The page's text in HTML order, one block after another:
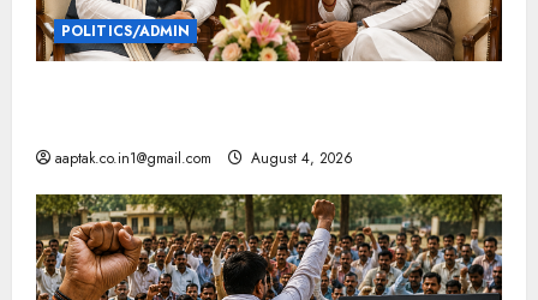
POLITICS/ADMIN
aaptak.co.in1@gmail.com August 4, 2026